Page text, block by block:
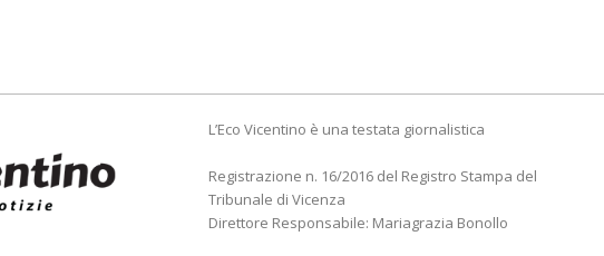
L’Eco Vicentino è una testata giornalistica
Registrazione n. 16/2016 del Registro Stampa del
Tribunale di Vicenza
Direttore Responsabile: Mariagrazia Bonollo